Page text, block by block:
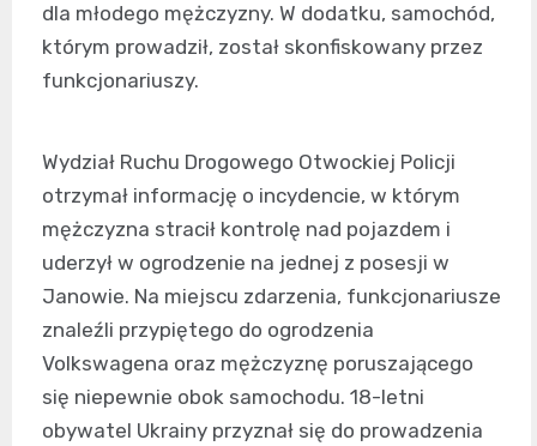
dla młodego mężczyzny. W dodatku, samochód,
którym prowadził, został skonfiskowany przez
funkcjonariuszy.
Wydział Ruchu Drogowego Otwockiej Policji
otrzymał informację o incydencie, w którym
mężczyzna stracił kontrolę nad pojazdem i
uderzył w ogrodzenie na jednej z posesji w
Janowie. Na miejscu zdarzenia, funkcjonariusze
znaleźli przypiętego do ogrodzenia
Volkswagena oraz mężczyznę poruszającego
się niepewnie obok samochodu. 18-letni
obywatel Ukrainy przyznał się do prowadzenia